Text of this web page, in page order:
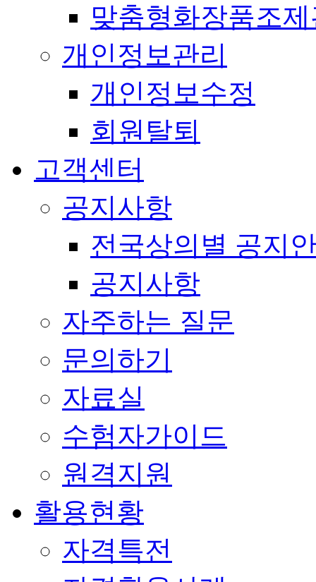
맞춤형화장품조
개인정보관리
개인정보수정
회원탈퇴
고객센터
공지사항
전국상의별 공지
공지사항
자주하는 질문
문의하기
자료실
수험자가이드
원격지원
활용현황
자격특전